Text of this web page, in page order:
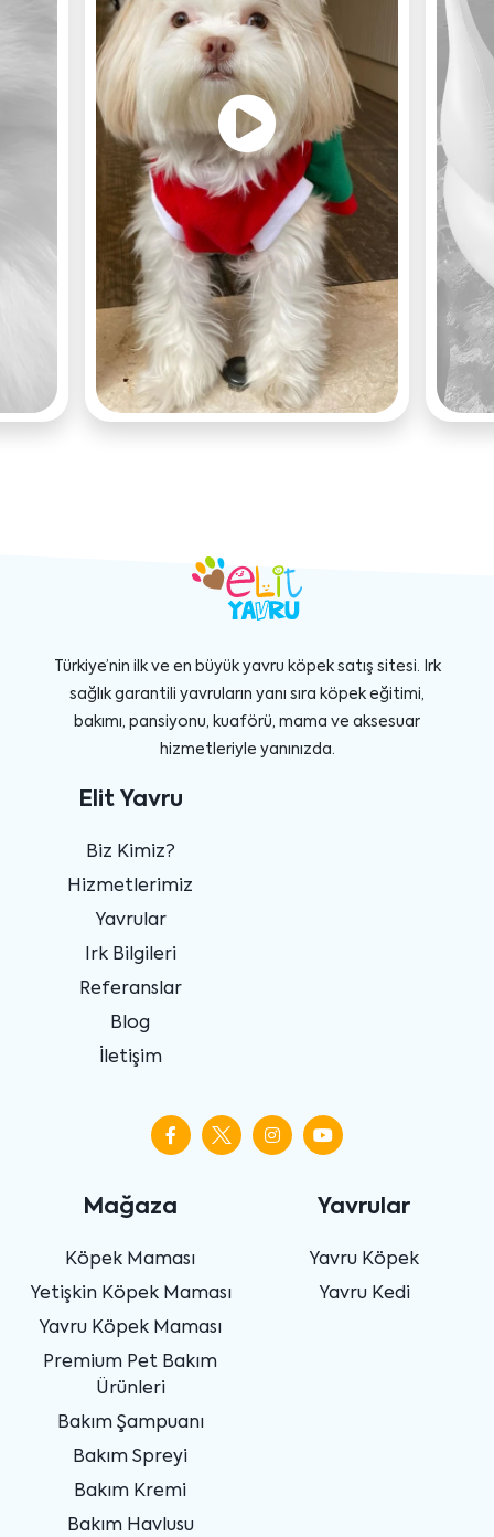
Türkiye’nin ilk ve en büyük yavru köpek satış sitesi. Irk
sağlık garantili yavruların yanı sıra köpek eğitimi,
bakımı, pansiyonu, kuaförü, mama ve aksesuar
hizmetleriyle yanınızda.
Elit Yavru
Biz Kimiz?
Hizmetlerimiz
Yavrular
Irk Bilgileri
Referanslar
Blog
İletişim
Mağaza
Köpek Maması
Yetişkin Köpek Maması
Yavru Köpek Maması
Premium Pet Bakım
Ürünleri
Bakım Şampuanı
Bakım Spreyi
Bakım Kremi
Bakım Havlusu
Yavrular
Yavru Köpek
Yavru Kedi